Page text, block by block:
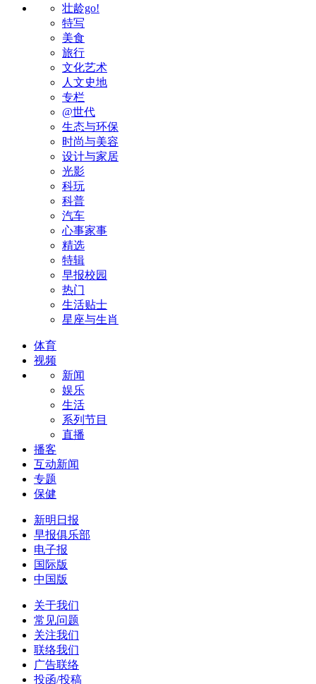
壮龄go!
特写
美食
旅行
文化艺术
人文史地
专栏
@世代
生态与环保
时尚与美容
设计与家居
光影
科玩
科普
汽车
心事家事
精选
特辑
早报校园
热门
生活贴士
星座与生肖
体育
视频
新闻
娱乐
生活
系列节目
直播
播客
互动新闻
专题
保健
新明日报
早报俱乐部
电子报
国际版
中国版
关于我们
常见问题
关注我们
联络我们
广告联络
投函/投稿